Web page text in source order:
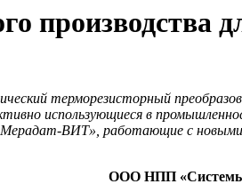
производства
терморезисторный
использующиеся в
ВИТ», работающие с
ООО НПП «Системы